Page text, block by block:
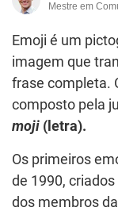
Mestre em
Emoji é um
imagem que
frase completa.
composto pela
moji (letra).
Os primeiros
de 1990,
dos membros